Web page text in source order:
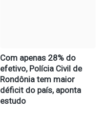
Com apenas 28% do
efetivo, Polícia Civil de
Rondônia tem maior
déficit do país, aponta
estudo